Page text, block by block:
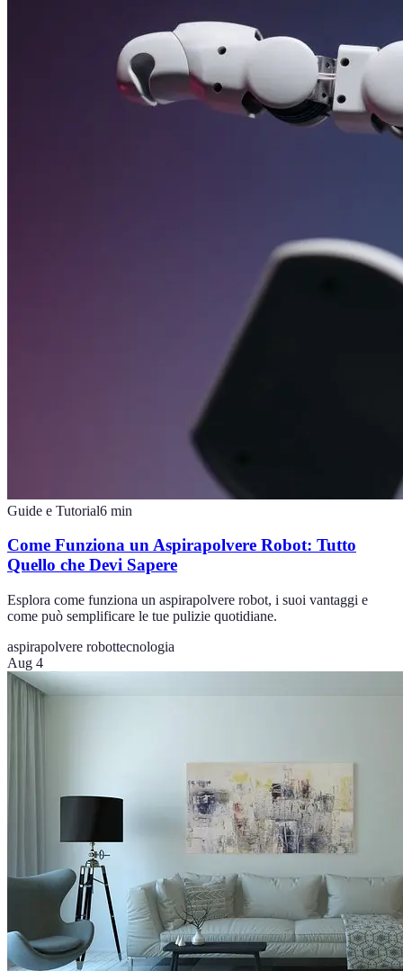
Guide e Tutorial6 min
Come Funziona un Aspirapolvere Robot: Tutto
Quello che Devi Sapere
Esplora come funziona un aspirapolvere robot, i suoi vantaggi e
come può semplificare le tue pulizie quotidiane.
aspirapolvere robottecnologia
Aug 4